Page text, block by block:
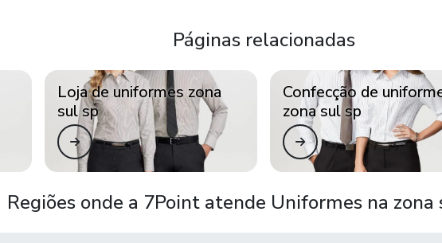
Páginas relacionadas
Loja de uniformes zona
sul sp
Confecção de
zona sul sp
Regiões onde a 7Point atende Uniformes na zona